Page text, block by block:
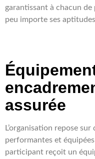
garantissant à chacun de
peu importe ses
assurée
L’organisation repose sur
performantes et
participant reçoit un